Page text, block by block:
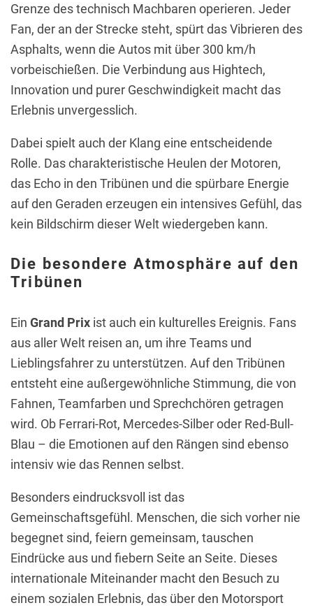
Grenze des technisch Machbaren operieren. Jeder
Fan, der an der Strecke steht, spürt das Vibrieren des
Asphalts, wenn die Autos mit über 300 km/h
vorbeischießen. Die Verbindung aus Hightech,
Innovation und purer Geschwindigkeit macht das
Erlebnis unvergesslich.
Dabei spielt auch der Klang eine entscheidende
Rolle. Das charakteristische Heulen der Motoren,
das Echo in den Tribünen und die spürbare Energie
auf den Geraden erzeugen ein intensives Gefühl, das
kein Bildschirm dieser Welt wiedergeben kann.
Die besondere Atmosphäre auf den
Tribünen
Ein Grand Prix ist auch ein kulturelles Ereignis. Fans
aus aller Welt reisen an, um ihre Teams und
Lieblingsfahrer zu unterstützen. Auf den Tribünen
entsteht eine außergewöhnliche Stimmung, die von
Fahnen, Teamfarben und Sprechchören getragen
wird. Ob Ferrari-Rot, Mercedes-Silber oder Red-Bull-
Blau – die Emotionen auf den Rängen sind ebenso
intensiv wie das Rennen selbst.
Besonders eindrucksvoll ist das
Gemeinschaftsgefühl. Menschen, die sich vorher nie
begegnet sind, feiern gemeinsam, tauschen
Eindrücke aus und fiebern Seite an Seite. Dieses
internationale Miteinander macht den Besuch zu
einem sozialen Erlebnis, das über den Motorsport